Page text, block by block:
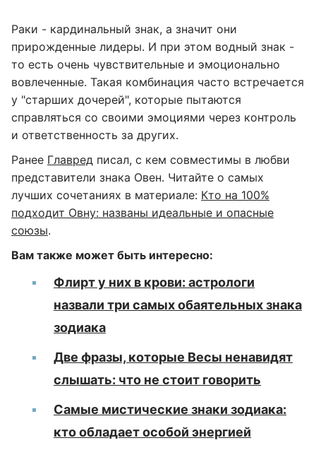
Раки - кардинальный знак, а значит они
прирожденные лидеры. И при этом водный знак -
то есть очень чувствительные и эмоционально
вовлеченные. Такая комбинация часто встречается
у "старших дочерей", которые пытаются
справляться со своими эмоциями через контроль
и ответственность за других.
Ранее Главред писал, с кем совместимы в любви
представители знака Овен. Читайте о самых
лучших сочетаниях в материале: Кто на 100%
подходит Овну: названы идеальные и опасные
союзы.
Вам также может быть интересно:
Флирт у них в крови: астрологи
назвали три самых обаятельных знака
зодиака
Две фразы, которые Весы ненавидят
слышать: что не стоит говорить
Самые мистические знаки зодиака:
кто обладает особой энергией